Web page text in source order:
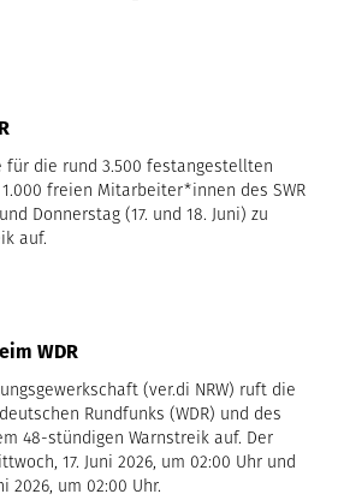
die rund 3.500 festangestellten
freien Mitarbeiter*innen des SWR
Donnerstag (17. und 18. Juni) zu
auf.
WDR
(ver.di NRW) ruft die
Rundfunks (WDR) und des
48-stündigen Warnstreik auf. Der
17. Juni 2026, um 02:00 Uhr und
2026, um 02:00 Uhr.